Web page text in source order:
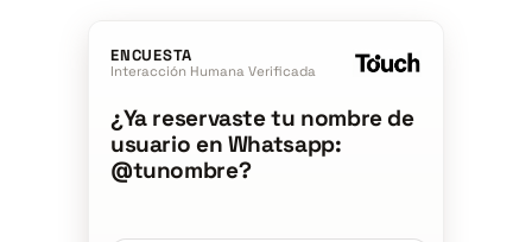
ENCUESTA
Interacción Humana Verificada
¿Ya reservaste tu nombre de
usuario en Whatsapp:
@tunombre?